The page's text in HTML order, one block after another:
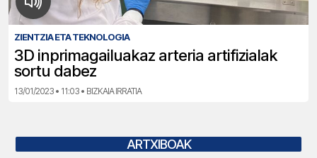
ZIENTZIA ETA TEKNOLOGIA
3D inprimagailuakaz arteria artifizialak
sortu dabez
13/01/2023 • 11:03 • BIZKAIA IRRATIA
ARTXIBOAK